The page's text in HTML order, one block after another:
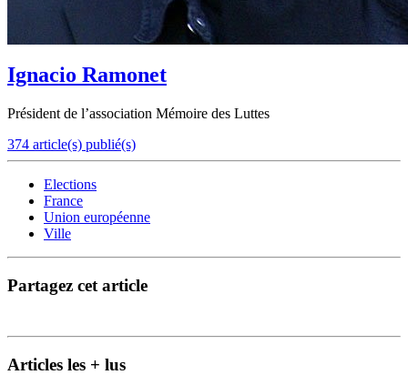
Ignacio Ramonet
Président de l’association Mémoire des Luttes
374 article(s) publié(s)
Elections
France
Union européenne
Ville
Partagez cet article
Articles les + lus